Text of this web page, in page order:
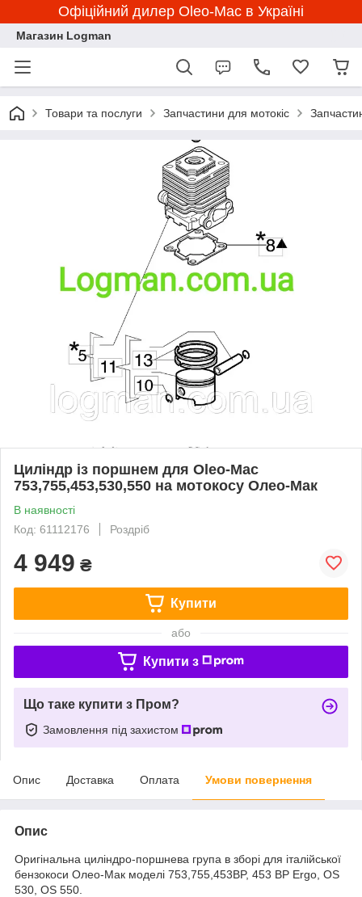
Офіційний дилер Oleo-Mac в Україні
Магазин Logman
Товари та послуги Запчастини для мотокіс
Циліндр із поршнем для Oleo-Mac
753,755,453,530,550 на мотокосу Олео-Мак
В наявності
Код: 61112176
Роздріб
4 949 ₴
Купити
або
Купити з
Що таке купити з Пром?
Замовлення під захистом
Опис Доставка Оплата Умови повернення
Опис
Оригінальна циліндро-поршнева група в зборі для італійської
бензокоси Олео-Мак моделі 753,755,453BP, 453 BP Ergo, OS
530, OS 550.